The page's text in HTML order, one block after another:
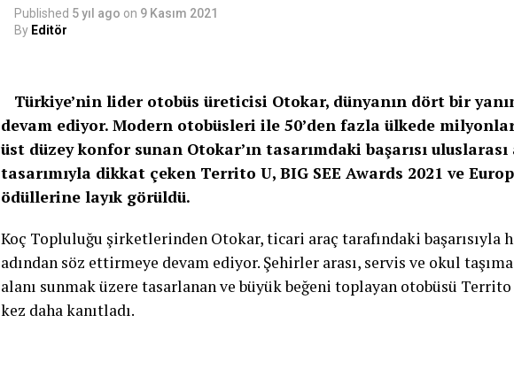
Published 5 yıl ago on 9 Kasım 2021
By Editör
Türkiye’nin lider otobüs üreticisi Otokar, dünyanın dört bir
devam ediyor. Modern otobüsleri ile 50’den fazla ülkede
üst düzey konfor sunan Otokar’ın tasarımdaki başarısı
tasarımıyla dikkat çeken Territo U, BIG SEE Awards 2021 ve
ödüllerine layık görüldü.
Koç Topluluğu şirketlerinden Otokar, ticari araç tarafındaki başarısıyla
adından söz ettirmeye devam ediyor. Şehirler arası, servis ve okul
alanı sunmak üzere tasarlanan ve büyük beğeni toplayan otobüsü Territo
kez daha kanıtladı.